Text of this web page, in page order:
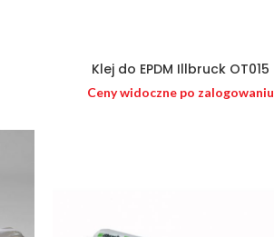
Klej do EPDM Illbruck OT015
Ceny widoczne po zalogowaniu